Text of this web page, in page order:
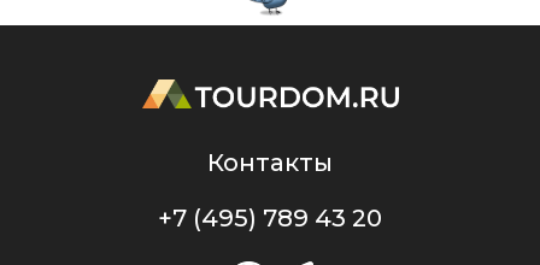
Контакты
+7 (495) 789 43 20